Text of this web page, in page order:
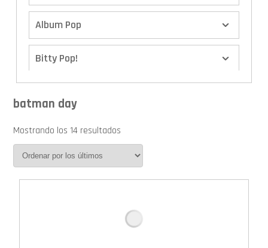
Album Pop
Bitty Pop!
Calendario de Adviento
Cover Pop!
batman day
Mostrando los 14 resultados